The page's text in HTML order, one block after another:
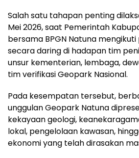
Salah satu tahapan penting
Mei 2026, saat Pemerintah
bersama BPGN Natuna
secara daring di hadapan tim
unsur kementerian, lembaga,
tim verifikasi Geopark Nasional.
Pada kesempatan tersebut,
unggulan Geopark Natuna
kekayaan geologi,
lokal, pengelolaan kawasan,
ekonomi yang telah dirasakan